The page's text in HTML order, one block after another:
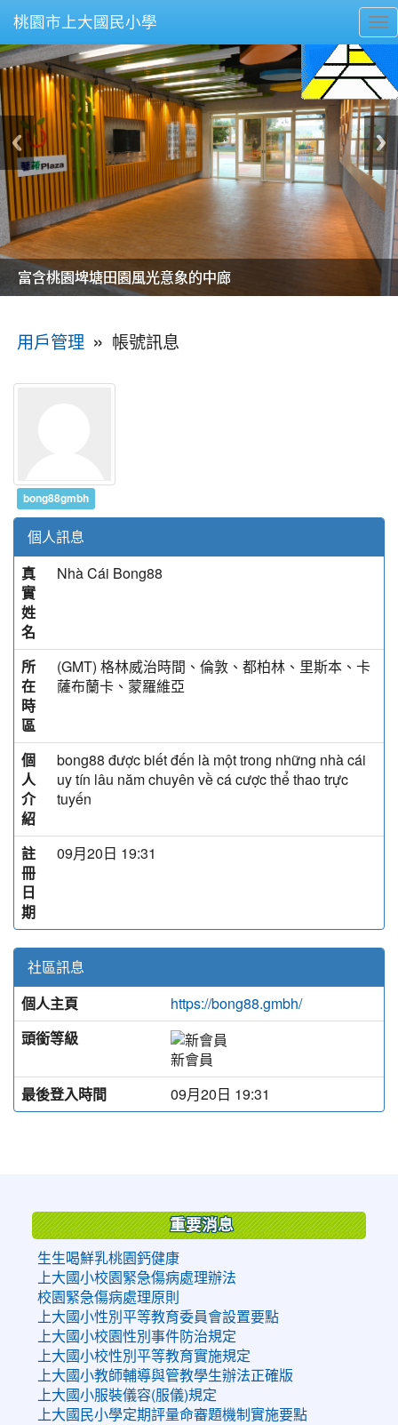
桃園市上大國民小學
美麗的操場是我們活力的來源
美麗的操場是我們活力的來源
煥然一新的小司令台
煥然一新的小司令台
富含桃園埤塘田園風光意象的中廊
富含桃園埤塘田園風光意象的中廊
嶄新的中庭廣場
嶄新的中庭廣場
水生池生生不息
水生池生生不息
用戶管理 » 帳號訊息
bong88gmbh
個人訊息
真
實
姓
名
Nhà Cái Bong88
所
在
時
區
(GMT) 格林威治時間、倫敦、都柏林、里斯本、卡
薩布蘭卡、蒙羅維亞
個
人
介
紹
bong88 được biết đến là một trong những nhà cái
uy tín lâu năm chuyên về cá cược thể thao trực
tuyến
註
冊
日
期
09月20日 19:31
社區訊息
個人主頁
https://bong88.gmbh/
頭銜等級
新會員
最後登入時間
09月20日 19:31
重要消息
生生喝鮮乳桃園鈣健康
上大國小校園緊急傷病處理辦法
校園緊急傷病處理原則
上大國小性別平等教育委員會設置要點
上大國小校園性別事件防治規定
上大國小校性別平等教育實施規定
上大國小教師輔導與管教學生辦法正確版
上大國小服裝儀容(服儀)規定
上大國民小學定期評量命審題機制實施要點